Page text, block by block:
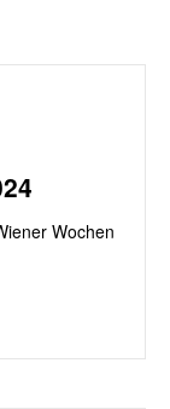
Wochen